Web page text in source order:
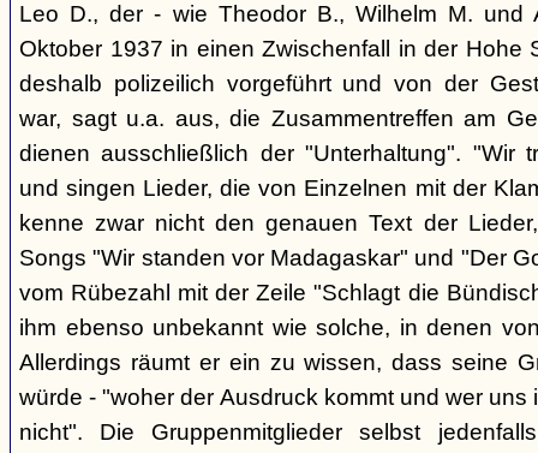
Leo D., der - wie Theodor B., Wilhelm M. und
Oktober 1937 in einen Zwischenfall in der Hohe
deshalb polizeilich vorgeführt und von der
war, sagt u.a. aus, die Zusammentreffen am
dienen ausschließlich der "Unterhaltung". "Wir
und singen Lieder, die von Einzelnen mit der
kenne zwar nicht den genauen Text der
Songs "Wir standen vor Madagaskar" und "Der
vom Rübezahl mit der Zeile "Schlagt die
ihm ebenso unbekannt wie solche, in denen
Allerdings räumt er ein zu wissen, dass seine
würde - "woher der Ausdruck kommt und wer
nicht". Die Gruppenmitglieder selbst